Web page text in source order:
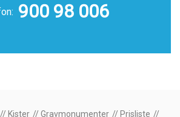
900 98 006
Kister Gravmonumenter
Prisliste